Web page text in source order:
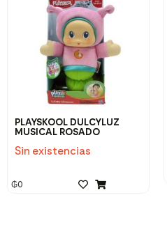
PLAYSKOOL DULCYLUZ
MUSICAL ROSADO
Sin existencias
₲0